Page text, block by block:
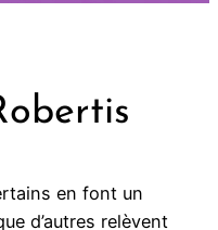
en font un
d’autres relèvent